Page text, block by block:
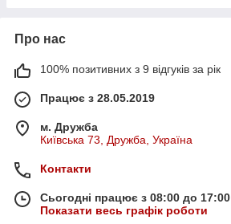
Про нас
100% позитивних з 9 відгуків за рік
Працює з 28.05.2019
м. Дружба
Київська 73, Дружба, Україна
Контакти
Сьогодні працює з 08:00 до 17:00
Показати весь графік роботи